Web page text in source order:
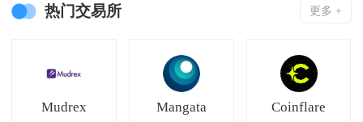
热门交易所 更多 +
Mudrex Mangata Coinflare